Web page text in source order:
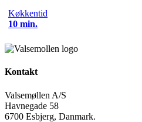
Køkkentid
10 min.
Kontakt
Valsemøllen A/S
Havnegade 58
6700 Esbjerg, Danmark.